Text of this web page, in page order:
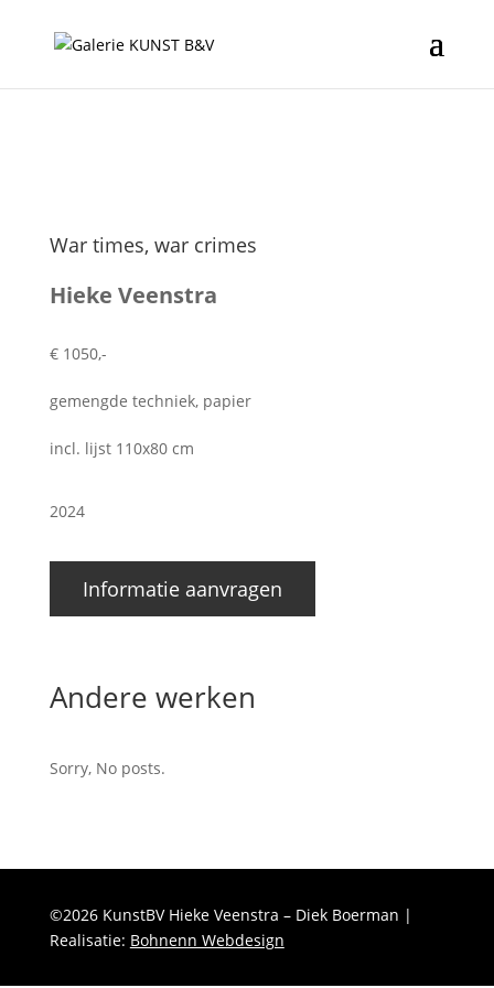
War times, war crimes
Hieke Veenstra
€ 1050,-
gemengde techniek, papier
incl. lijst 110x80 cm
2024
Informatie aanvragen
Andere werken
Sorry, No posts.
©2026 KunstBV Hieke Veenstra – Diek Boerman |
Realisatie: Bohnenn Webdesign